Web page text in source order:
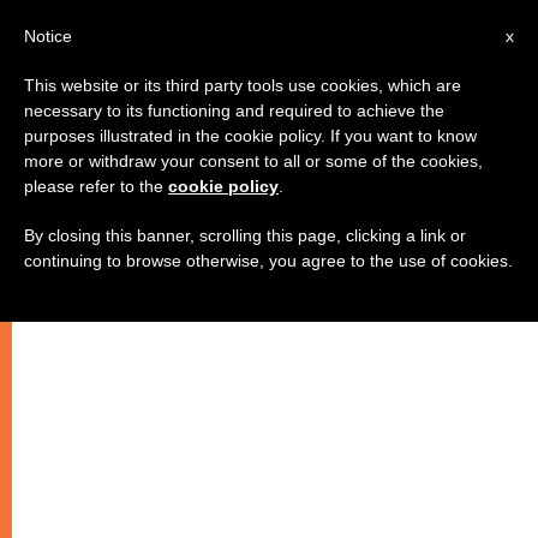
ايليا النبي 2
–
x
Notice
This website or its third party tools use cookies, which are
necessary to its functioning and required to achieve the
purposes illustrated in the cookie policy. If you want to know
more or withdraw your consent to all or some of the cookies,
please refer to the cookie policy
By closing this banner, scrolling this page, clicking a link or
continuing to browse otherwise, you agree to the use of cookies.